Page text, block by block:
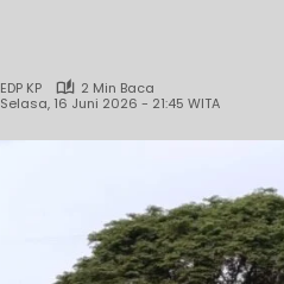
EDP KP
2 Min Baca
Selasa, 16 Juni 2026 - 21:45 WITA